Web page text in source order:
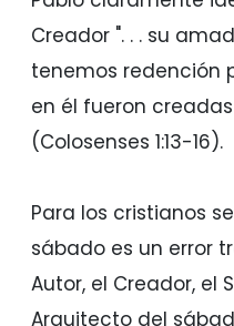
Creador ". . . su
tenemos redención
en él fueron
(Colosenses 1:13-16).
Para los cristianos
sábado es un error
Autor, el Creador, el
Arquitecto del